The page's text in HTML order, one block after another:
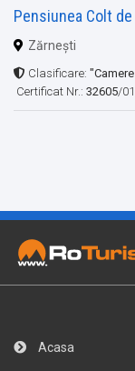
Pensiunea Colt
Zărnești
Clasificare:
Certificat Nr.: 32605/
Acasa